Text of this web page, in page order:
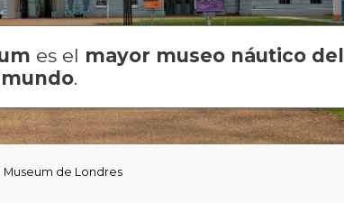
es el mayor museo náutico del
mundo.
de Londres